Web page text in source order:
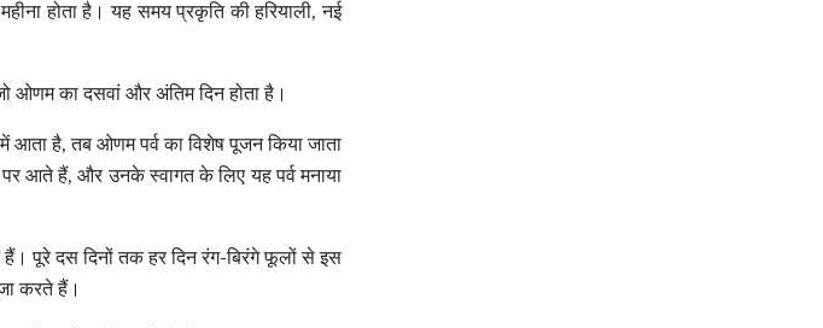
होता है। यह समय प्रकृति की हरियाली, नई
ओणम का दसवां और अंतिम दिन होता है।
आता है, तब ओणम पर्व का विशेष पूजन किया जाता
आते हैं, और उनके स्वागत के लिए यह पर्व मनाया
पूरे दस दिनों तक हर दिन रंग-बिरंगे फूलों से इस
करते हैं।